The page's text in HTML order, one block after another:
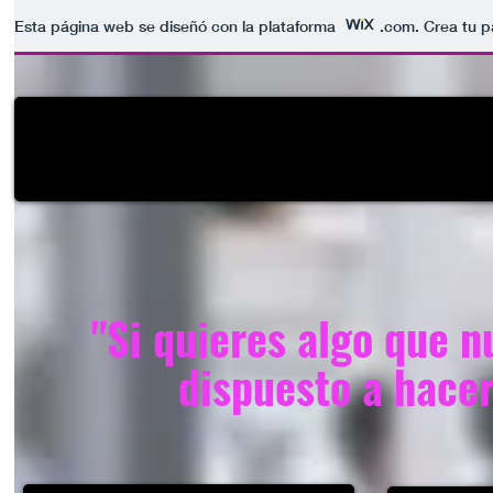
Esta página web se diseñó con la plataforma .com. Crea tu
"Si quieres algo que
dispuesto a